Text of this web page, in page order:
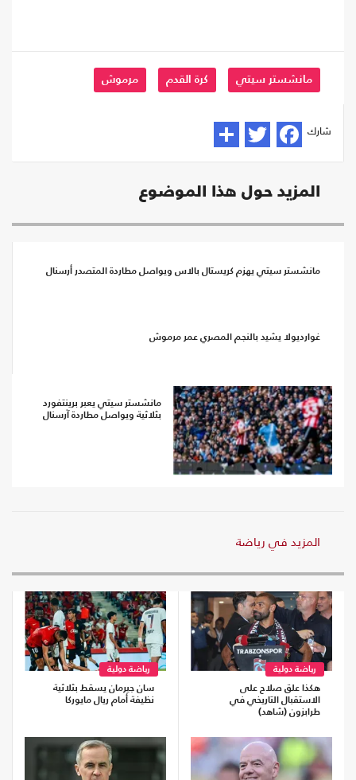
مانشستر سيتي كرة القدم مرموش
شارك
المزيد حول هذا الموضوع
مانشستر سيتي يهزم كريستال بالاس ويواصل مطاردة المتصدر أرسنال
غوارديولا يشيد بالنجم المصري عمر مرموش
مانشستر سيتي يعبر برينتفورد
بثلاثية ويواصل مطاردة آرسنال
المزيد في رياضة
رياضة دولية
هكذا علق صلاح على
الاستقبال التاريخي في
طرابزون (شاهد)
رياضة دولية
سان جيرمان يسقط بثلاثية
نظيفة أمام ريال مايوركا